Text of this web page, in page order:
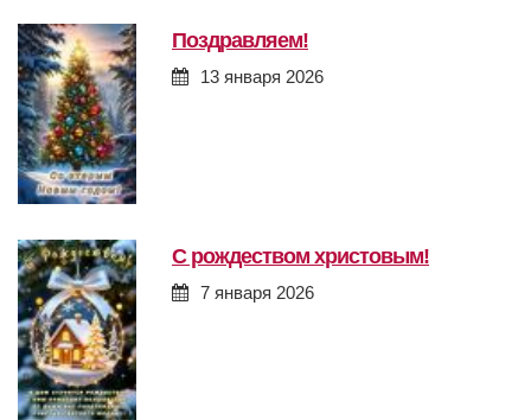
поздравляем!
13 января 2026
с рождеством христовым!
7 января 2026